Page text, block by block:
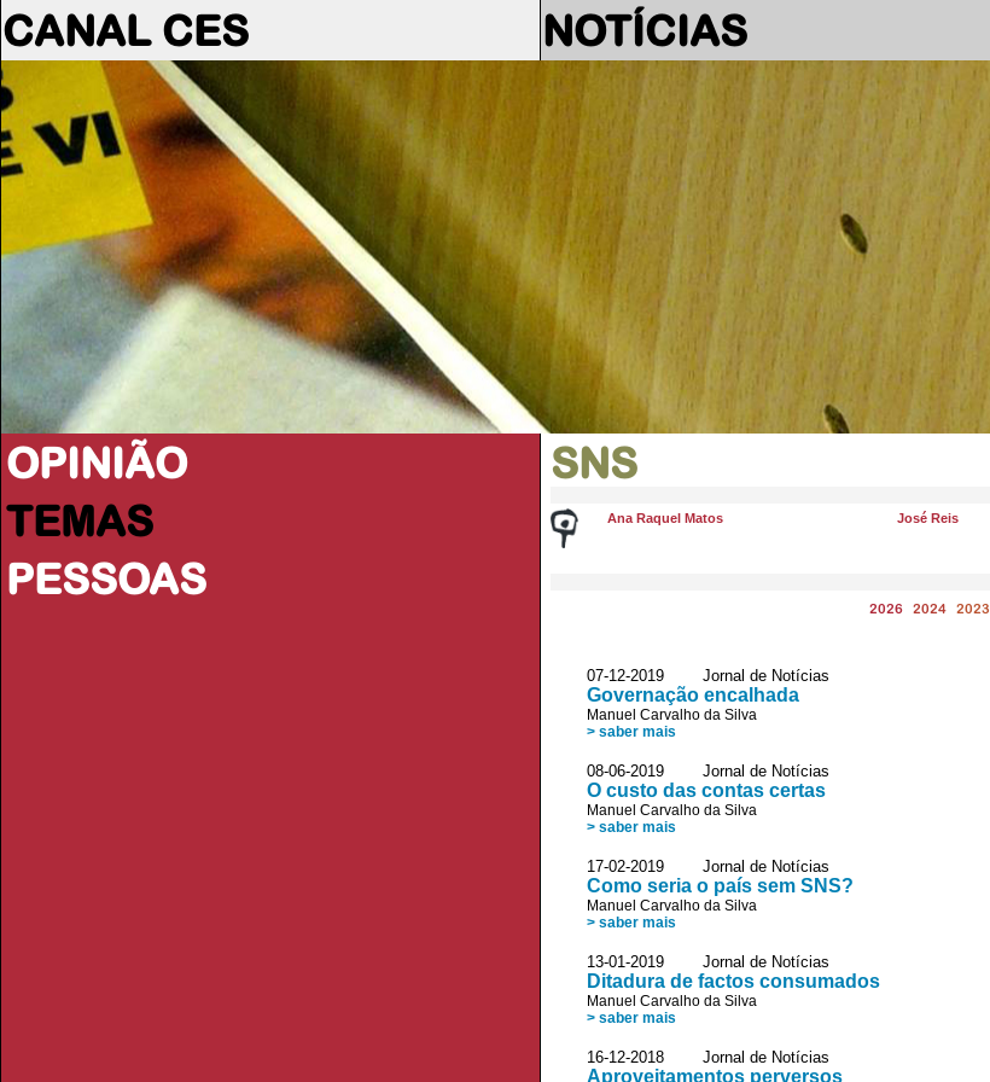
CANAL CES NOTÍCIAS
OPINIÃO
TEMAS
PESSOAS
SNS
Ana Raquel Matos José Reis
2026 2024 2023
07-12-2019 Jornal de Notícias
Governação encalhada
Manuel Carvalho da Silva
> saber mais
08-06-2019 Jornal de Notícias
O custo das contas certas
Manuel Carvalho da Silva
> saber mais
17-02-2019 Jornal de Notícias
Como seria o país sem SNS?
Manuel Carvalho da Silva
> saber mais
13-01-2019 Jornal de Notícias
Ditadura de factos consumados
Manuel Carvalho da Silva
> saber mais
16-12-2018 Jornal de Notícias
Aproveitamentos perversos